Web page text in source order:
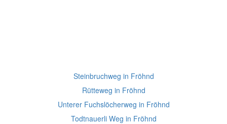
Steinbruchweg in Fröhnd
Rütteweg in Fröhnd
Unterer Fuchslöcherweg in Fröhnd
Todtnauerli Weg in Fröhnd